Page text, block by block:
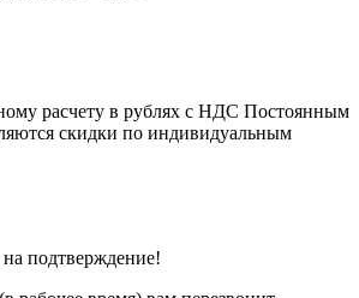
расчету в рублях с НДС Постоянным
скидки по индивидуальным
подтверждение!